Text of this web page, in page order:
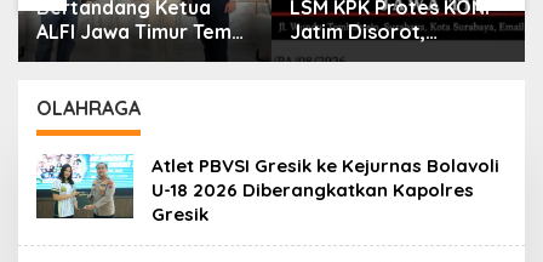
Bertandang Ketua
ALFI Jawa Timur Temui
Dirut TPS Surabaya
Konsolidasi
Peningkatan Layanan
LSM KPK Protes KONI
Jatim Disorot,
Dituding Tanpa Bukti
OLAHRAGA
Atlet PBVSI Gresik ke Kejurnas Bolavoli
U-18 2026 Diberangkatkan Kapolres
Gresik